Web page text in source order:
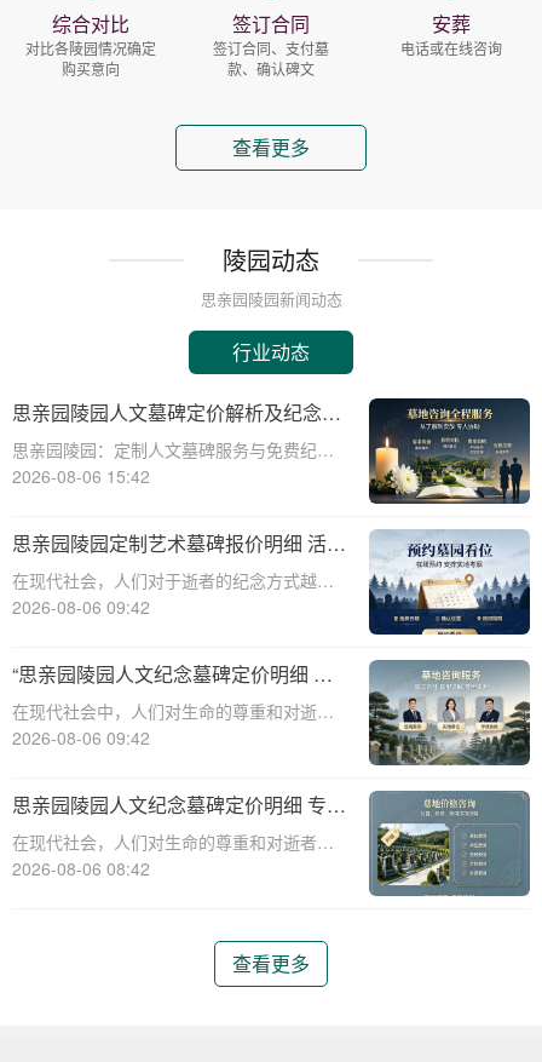
综合对比
对比各陵园情况确定
购买意向
签订合同
签订合同、支付墓
款、确认碑文
安葬
电话或在线咨询
查看更多
陵园动态
思亲园陵园新闻动态
行业动态
思亲园陵园人文墓碑定价解析及纪念空
间免费使用政策说明
思亲园陵园：定制人文墓碑服务与免费纪念
空间详解☎ 思亲园陵园电话:400-838-5063
构，始终致力于为用户提供高品质的墓碑定
制服务。本文将为您详细解析思亲园陵
2026-08-06 15:42
思亲园陵园定制艺术墓碑报价明细 活动
减免设计雕刻费用详解
在现代社会，人们对于逝者的纪念方式越来
越注重个性化与艺术性。思亲园陵园作为一
碑的服务，以满足客户对于纪念逝者的独特
需求。本文将详细介绍思亲园陵园定制艺术
墓碑的报价
2026-08-06 09:42
“思亲园陵园人文纪念墓碑定价明细 专
属追思场地购墓即享”
在现代社会中，人们对生命的尊重和对逝者
的缅怀日益增长，这使得陵园和墓碑的选择
陵园机构，提供了一系列的人文纪念墓碑和
专属追思场地，旨在为家属提供一个庄严而
温馨的纪念
2026-08-06 09:42
思亲园陵园人文纪念墓碑定价明细 专属
追思场地购墓即享详解
在现代社会，人们对生命的尊重和对逝者的
缅怀日益增长，因此，陵园和墓碑的选择成
和追思场地服务，旨在为家属提供一个庄
2026-08-06 08:42
查看更多